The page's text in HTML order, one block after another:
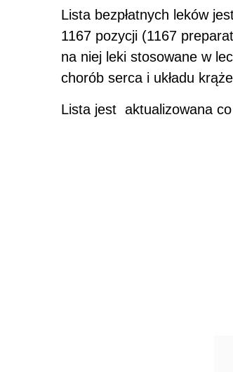
Lista bezpłatnych leków
1167 pozycji (1167
na niej leki stosowane w
chorób serca i układu
Lista jest aktualizowana